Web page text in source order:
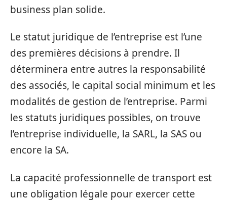
business plan solide.
Le statut juridique de l’entreprise est l’une
des premières décisions à prendre. Il
déterminera entre autres la responsabilité
des associés, le capital social minimum et les
modalités de gestion de l’entreprise. Parmi
les statuts juridiques possibles, on trouve
l’entreprise individuelle, la SARL, la SAS ou
encore la SA.
La capacité professionnelle de transport est
une obligation légale pour exercer cette